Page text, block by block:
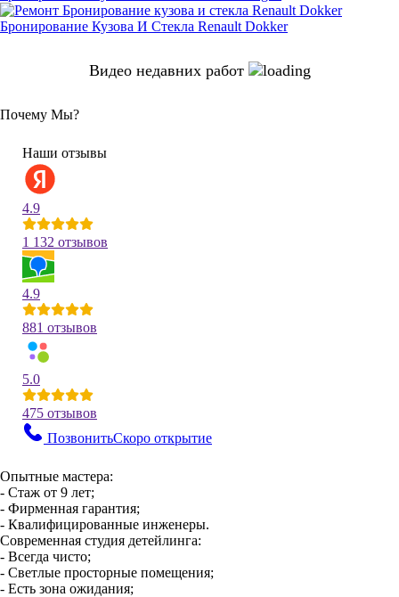
Бронирование Кузова И Стекла Renault Dokker
Видео недавних работ
Почему Мы?
Наши отзывы
4.9
1 132 отзывов
4.9
881 отзывов
5.0
475 отзывов
ПозвонитьСкоро открытие
Опытные мастера:
- Стаж от 9 лет;
- Фирменная гарантия;
- Квалифицированные инженеры.
Современная студия детейлинга:
- Всегда чисто;
- Светлые просторные помещения;
- Есть зона ожидания;